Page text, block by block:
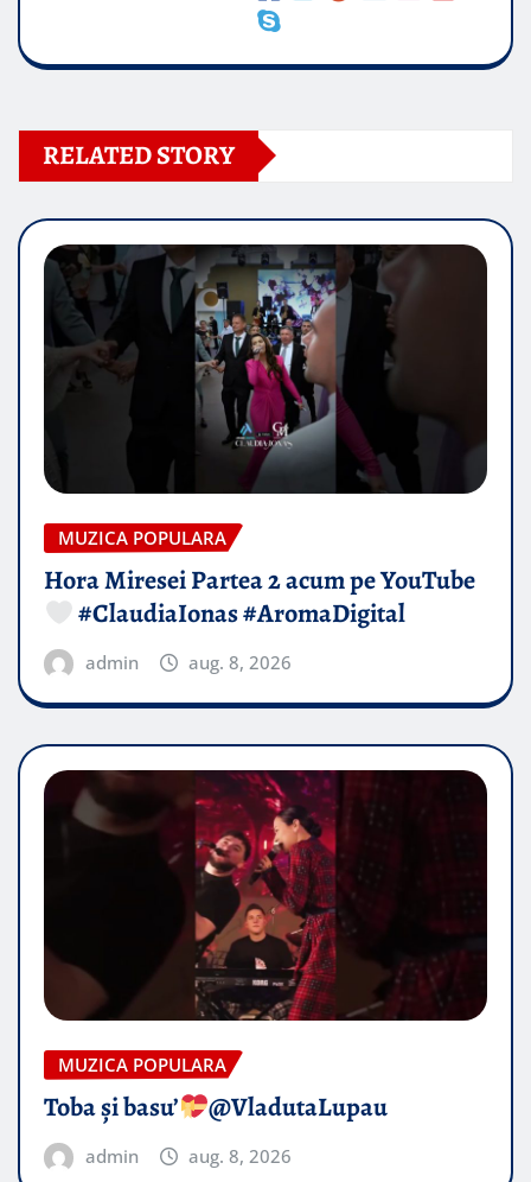
RELATED STORY
MUZICA POPULARA
Hora Miresei Partea 2 acum pe YouTube
#ClaudiaIonas #AromaDigital
admin aug. 8, 2026
MUZICA POPULARA
Toba și basu’ @VladutaLupau
admin aug. 8, 2026